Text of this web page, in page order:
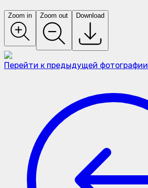
Zoom in Zoom out Download
Перейти к предыдущей фотографии